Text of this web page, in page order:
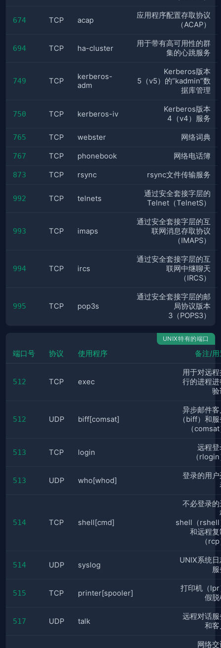
674 TCP acap
应用程序配置存取协议
（ACAP）
694 TCP ha-cluster
用于带有高可用性的群
集的心跳服务
749 TCP
kerberos-
adm
Kerberos版本
5（v5）的“kadmin”数
据库管理
750 TCP kerberos-iv
Kerberos版本
4（v4）服务
765 TCP webster 网络词典
767 TCP phonebook 网络电话簿
873 TCP rsync rsync文件传输服务
992 TCP telnets
通过安全套接字层的
Telnet（TelnetS）
993 TCP imaps
通过安全套接字层的互
联网消息存取协议
（IMAPS）
994 TCP ircs
通过安全套接字层的互
联网中继聊天
（IRCS）
995 TCP pop3s
通过安全套接字层的邮
局协议版本
3（POPS3）
UNIX特有的端口
端口号 协议 使用程序 备注/用
512 TCP exec
用于对远
行的进程进
验
512 UDP biff[comsat]
异步邮件客
（biff）和
（
513 TCP login
远程登
（
513 UDP who[whod]
登录的用户
514 TCP shell[cmd]
不必登录的
shell（rshell
和远程复
（
514 UDP syslog
UNIX系统
515 TCP printer[spooler]
打印机（lpr
假脱
517 UDP talk
远程对话服
和客
网络